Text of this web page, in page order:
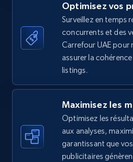
URL, Final price, Sku, Currency,
Specifications, Image urls,
more.
875+
Walmart - products - Find
using specific category URL
URL, Final price, Sku, Currency,
Specifications, Image urls, Top
Optimisez vos
Surveillez en temps
concurrents et des
Carrefour UAE
assurer la
listings.
Maximisez les
Optimisez les
aux analyses,
garantissant que
publicitaires